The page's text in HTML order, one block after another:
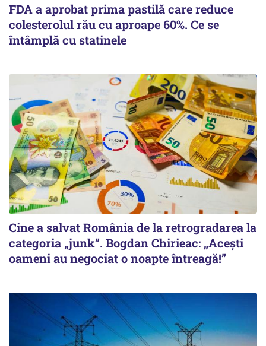
FDA a aprobat prima pastilă care reduce
colesterolul rău cu aproape 60%. Ce se
întâmplă cu statinele
Cine a salvat România de la retrogradarea la
categoria „junk”. Bogdan Chirieac: „Acești
oameni au negociat o noapte întreagă!”